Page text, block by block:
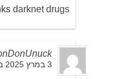
darknet drugs
3 במרץ 2025 ב 19:33